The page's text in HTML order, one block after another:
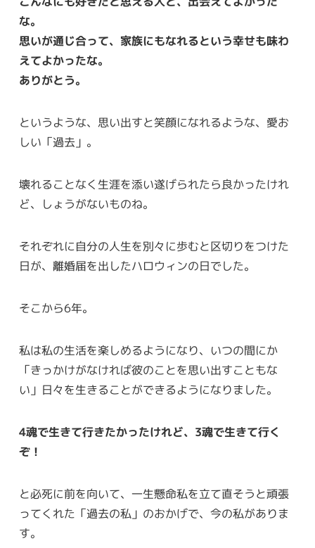
な。
思いが通じ合って、家族にもなれるという幸せも味わ
えてよかったな。
ありがとう。
というような、思い出すと笑顔になれるような、愛お
しい「過去」。
壊れることなく生涯を添い遂げられたら良かったけれ
ど、しょうがないものね。
それぞれに自分の人生を別々に歩むと区切りをつけた
日が、離婚届を出したハロウィンの日でした。
そこから6年。
私は私の生活を楽しめるようになり、いつの間にか
「きっかけがなければ彼のことを思い出すこともな
い」日々を生きることができるようになりました。
4魂で生きて行きたかったけれど、3魂で生きて行く
ぞ！
と必死に前を向いて、一生懸命私を立て直そうと頑張
ってくれた「過去の私」のおかげで、今の私がありま
す。